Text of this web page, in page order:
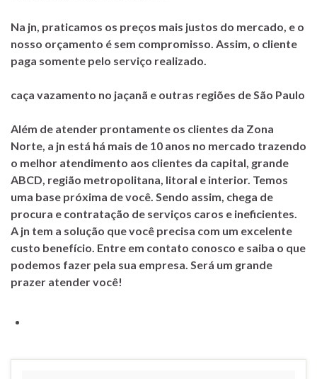
Na jn, praticamos os preços mais justos do mercado, e o
nosso orçamento é sem compromisso. Assim, o cliente
paga somente pelo serviço realizado.
caça vazamento no jaçanã e outras regiões de São Paulo
Além de atender prontamente os clientes da Zona
Norte, a jn está há mais de 10 anos no mercado trazendo
o melhor atendimento aos clientes da capital, grande
ABCD, região metropolitana, litoral e interior. Temos
uma base próxima de você. Sendo assim, chega de
procura e contratação de serviços caros e ineficientes.
A jn tem a solução que você precisa com um excelente
custo benefício. Entre em contato conosco e saiba o que
podemos fazer pela sua empresa. Será um grande
prazer atender você!